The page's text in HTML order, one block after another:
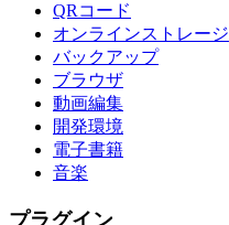
QRコード
オンラインストレージ
バックアップ
ブラウザ
動画編集
開発環境
電子書籍
音楽
プラグイン